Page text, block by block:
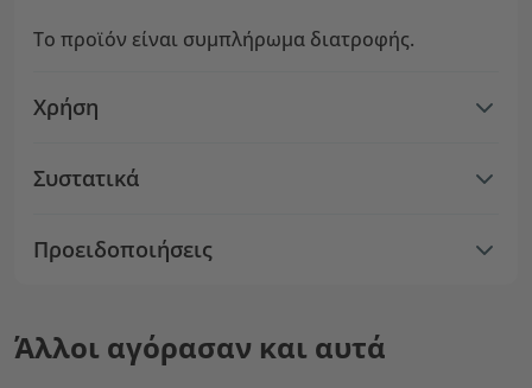
Το προϊόν είναι συμπλήρωμα διατροφής.
Χρήση
Συστατικά
Προειδοποιήσεις
Άλλοι αγόρασαν και αυτά